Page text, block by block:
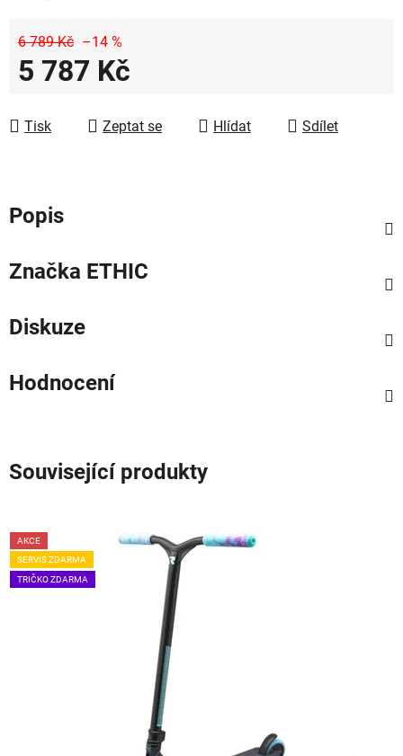
6 789 Kč –14 %
5 787 Kč
Tisk
Zeptat se Hlídat Sdílet
Popis
Značka ETHIC
Diskuze
Hodnocení
Související produkty
AKCE
SERVIS ZDARMA
TRIČKO ZDARMA